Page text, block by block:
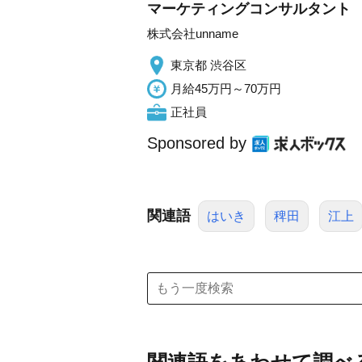
マーケティングコンサルタント
株式会社unname
東京都 渋谷区
月給45万円～70万円
正社員
Sponsored by
関連語 はいき 稗田 江上